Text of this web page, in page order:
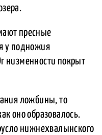
пресные
у подножия
низменности покрыт
ложбины, то
оно образовалось.
нижнехвалынского